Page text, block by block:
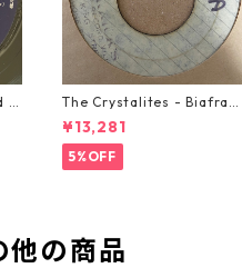
N
The Crystalites - Biafra
【7-21293】
¥13,281
5%OFF
他の商品